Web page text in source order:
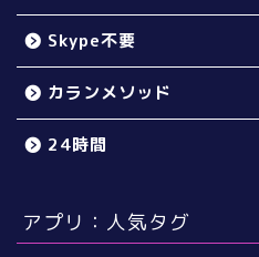
Skype不要
カランメソッド
24時間
アプリ：人気タグ